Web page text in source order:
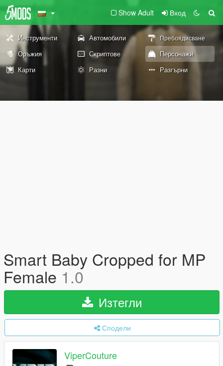
Show Adult Вход
Инструменти Автомобили Пребоядисване
Оръжия Скриптове
Персонажи
Карти
Разни Разгърни
Smart Baby Cropped for MP
Female 1.0
Изтегли
Сподели
ViperCouture